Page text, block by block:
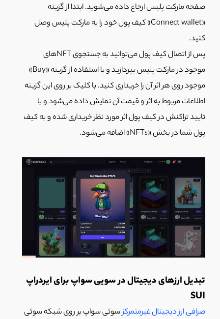
صفحه مارکت پلیس ارجاع داده می‌شوید. ابتدا از گزینه
«Connect wallet» کیف پول خود را به مارکت پلیس وصل
کنید.
پس از اتصال کیف پول می‌توانید به جستجوی NFTهای
موجود در مارکت پلیس بپردازید و با استفاده از گزینه «Buy»
موجود روی هر اثر آن را خریداری کنید. با کلیک بر روی این گزینه
اطلاعات مربوط به اثر و قیمت آن نمایش داده می‌شود و با
تایید تراکنش در کیف پول اثر مورد نظر خریداری شده و به کیف
پول شما در بخش «NFTs» اضافه می‌شود.
تبدیل ارزهای دیجیتال در سویی سواپ برای ایردراپ
SUI
صرافی ارز دیجیتال غیرمتمرکزسوئی سواپ بر روی شبکه سوئی